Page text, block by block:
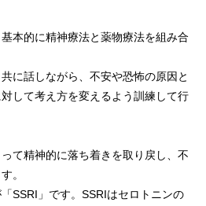
本的に精神療法と薬物療法を組み合
に話しながら、不安や恐怖の原因と
して考え方を変えるよう訓練して行
て精神的に落ち着きを取り戻し、不
。
SSRI」です。SSRIはセロトニンの